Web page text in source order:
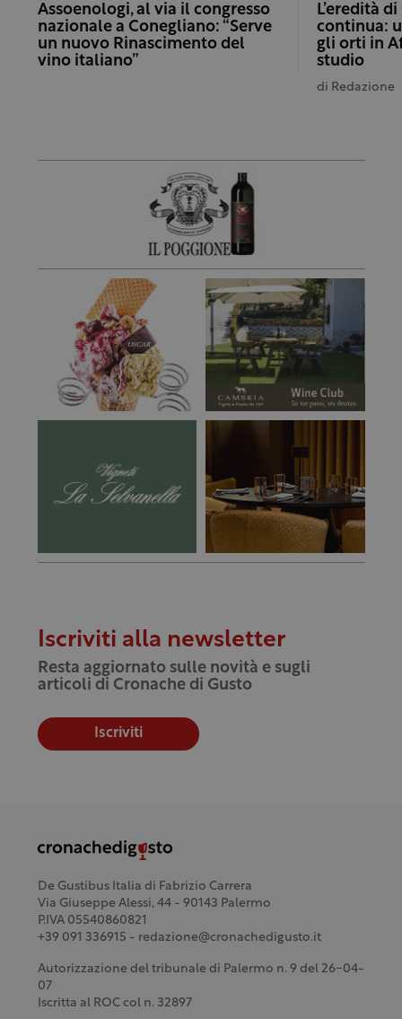
Assoenologi, al via il congresso
nazionale a Conegliano: “Serve
un nuovo Rinascimento del
vino italiano”
L’eredità
continua:
gli orti in
studio
di Redazione
Iscriviti alla newsletter
Resta aggiornato sulle novità e sugli
articoli di Cronache di Gusto
Iscriviti
De Gustibus Italia di Fabrizio Carrera
Via Giuseppe Alessi, 44 - 90143 Palermo
P.IVA 05540860821
+39 091 336915 - redazione@cronachedigusto.it
Autorizzazione del tribunale di Palermo n. 9 del 26-04-
07
Iscritta al ROC col n. 32897